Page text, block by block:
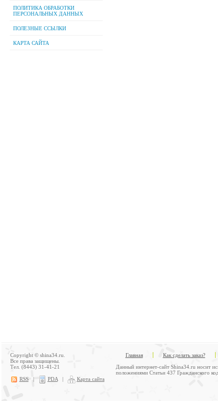
ПОЛИТИКА ОБРАБОТКИ
ПЕРСОНАЛЬНЫХ ДАННЫХ
ПОЛЕЗНЫЕ ССЫЛКИ
КАРТА САЙТА
Copyright © shina34.ru.
Все права защищены.
Тел. (8443) 31-41-21
RSS | PDA | Карта сайта
Главная
Как сделать заказ?
Данный интернет-сайт Shina34.ru носит
положениями Статьи 437 Гражданского